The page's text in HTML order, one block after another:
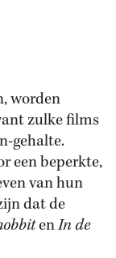
worden
zulke films
gehalte.
een beperkte,
van hun
dat de
enIn de